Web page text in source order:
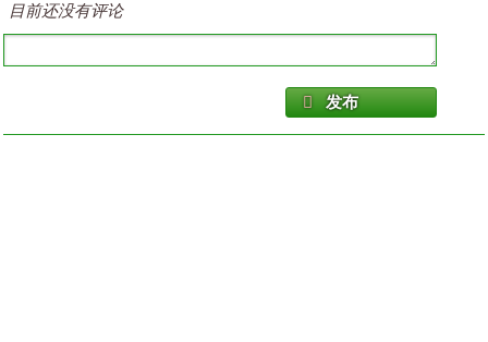
目前还没有评论
发布